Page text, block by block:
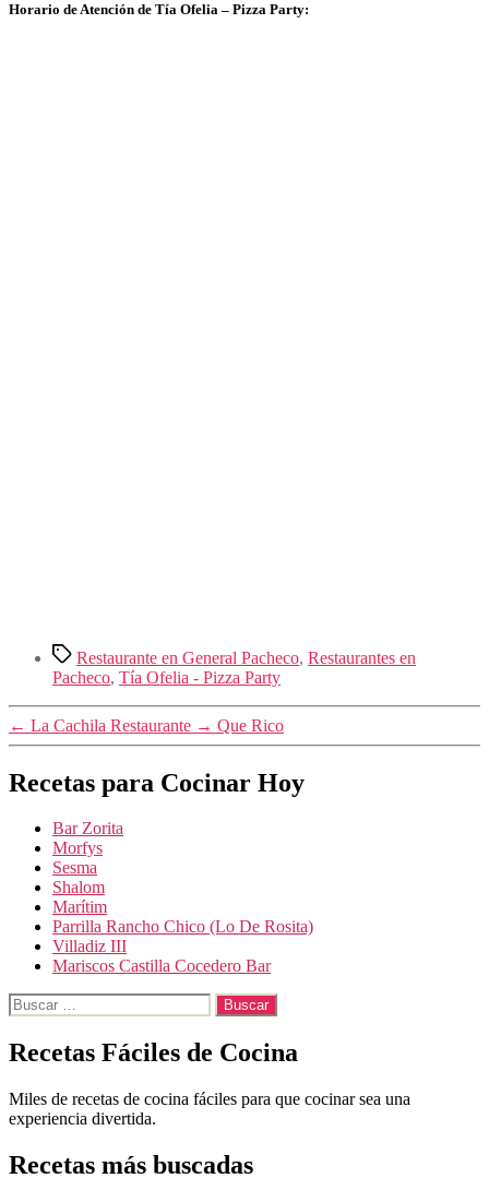
Horario de Atención de Tía Ofelia – Pizza Party:
Etiquetas
Restaurante en General Pacheco, Restaurantes en
Pacheco, Tía Ofelia - Pizza Party
← La Cachila Restaurante → Que Rico
Recetas para Cocinar Hoy
Bar Zorita
Morfys
Sesma
Shalom
Marítim
Parrilla Rancho Chico (Lo De Rosita)
Villadiz III
Mariscos Castilla Cocedero Bar
Buscar:
Recetas Fáciles de Cocina
Miles de recetas de cocina fáciles para que cocinar sea una
experiencia divertida.
Recetas más buscadas